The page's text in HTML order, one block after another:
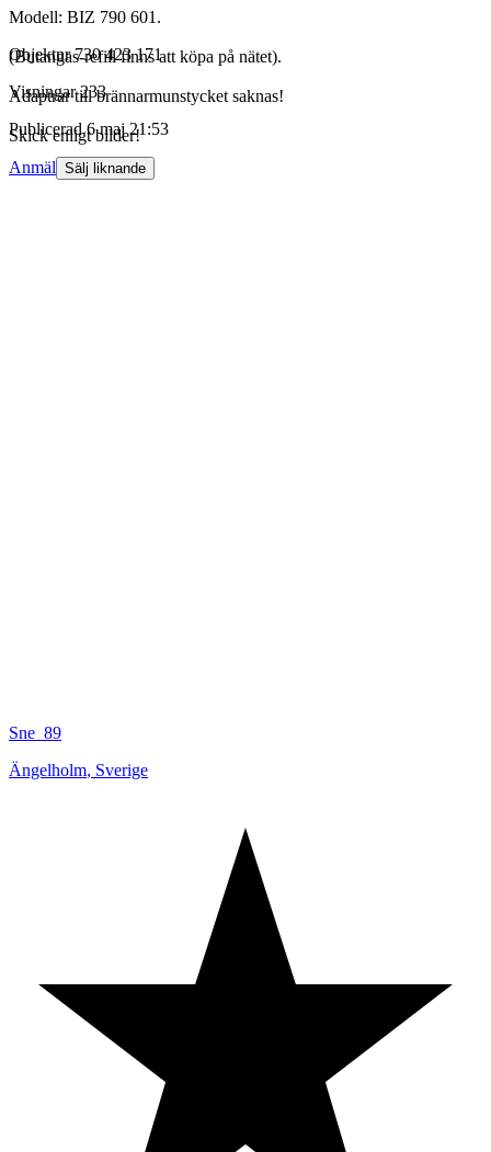
Modell: BIZ 790 601.
(Butangas-refill finns att köpa på nätet).
Adaptrar till brännarmunstycket saknas!
Skick enligt bilder!
Objektnr 730 423 171
Visningar 233
Publicerad 6 maj 21:53
Anmäl Sälj liknande
Sne_89
Ängelholm, Sverige